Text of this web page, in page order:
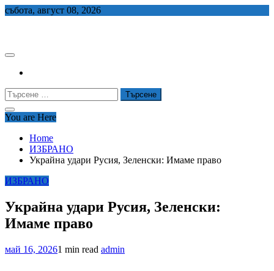
Skip
събота, август 08, 2026
Търсене
за:
You are Here
Home
ИЗБРАНО
Украйна удари Русия, Зеленски: Имаме право
ИЗБРАНО
Украйна удари Русия, Зеленски:
Имаме право
май 16, 20261 min read admin